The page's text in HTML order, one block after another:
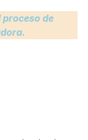
de